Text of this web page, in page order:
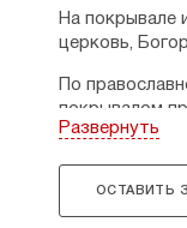
На покрывале
церковь,
По
покрывалом
тело
Размеры:
Развернуть
ОСТАВИТЬ